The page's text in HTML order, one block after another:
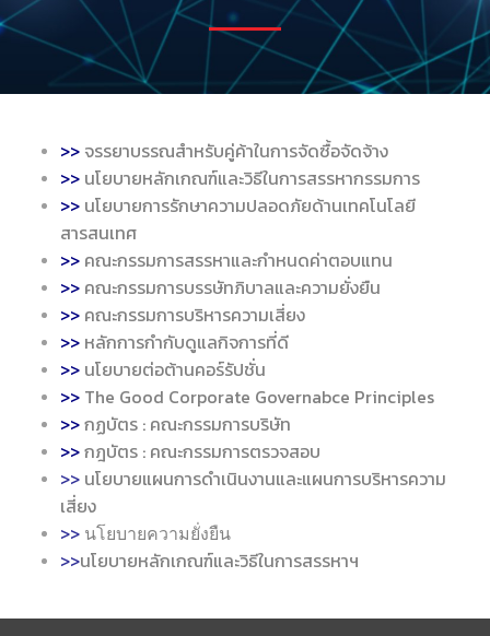
>> จรรยาบรรณสำหรับคู่ค้าในการจัดซื้อจัดจ้าง
>> นโยบายหลักเกณฑ์และวิธีในการสรรหากรรมการ
>> นโยบายการรักษาความปลอดภัยด้านเทคโนโลยี
สารสนเทศ
>> คณะกรรมการสรรหาและกำหนดค่าตอบแทน
>> คณะกรรมการบรรษัทภิบาลและความยั่งยืน
>> คณะกรรมการบริหารความเสี่ยง
>> หลักการกำกับดูแลกิจการที่ดี
>> นโยบายต่อต้านคอร์รัปชั่น
>> The Good Corporate Governabce Principles
>>กฏบัตร : คณะกรรมการบริษัท
>>กฎบัตร : คณะกรรมการตรวจสอบ
>> นโยบายแผนการดำเนินงานและแผนการบริหารความ
เสี่ยง
>> นโยบายความยั่งยืน
>>นโยบายหลักเกณฑ์และวิธีในการสรรหาฯ